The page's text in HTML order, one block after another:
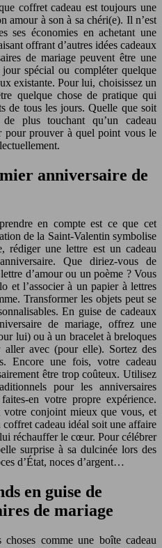
coffret cadeau est toujours une
amour à son à sa chéri(e). Il n’est
ses économies en achetant une
offrant d’autres idées cadeaux
de mariage peuvent être une
spécial ou compléter quelque
existante. Pour lui, choisissez un
quelque chose de pratique qui
de tous les jours. Quelle que soit
plus touchant qu’un cadeau
pour prouver à quel point vous le
anniversaire de
en compte est ce que cet
de la Saint-Valentin symbolise
rédiger une lettre est un cadeau
Que diriez-vous de
d’amour ou un poème ? Vous
et l’associer à un papier à lettres
Transformer les objets peut se
En guise de cadeaux
de mariage, offrez une
lui) ou à un bracelet à breloques
aller avec (pour elle). Sortez des
Encore une fois, votre cadeau
être trop coûteux. Utilisez
pour les anniversaires
en votre propre expérience.
votre conjoint mieux que vous, et
cadeau idéal soit une affaire
réchauffer le cœur. Pour célébrer
surprise à sa dulcinée lors des
d’État, noces d’argent…
en guise de
de mariage
comme une boîte cadeau